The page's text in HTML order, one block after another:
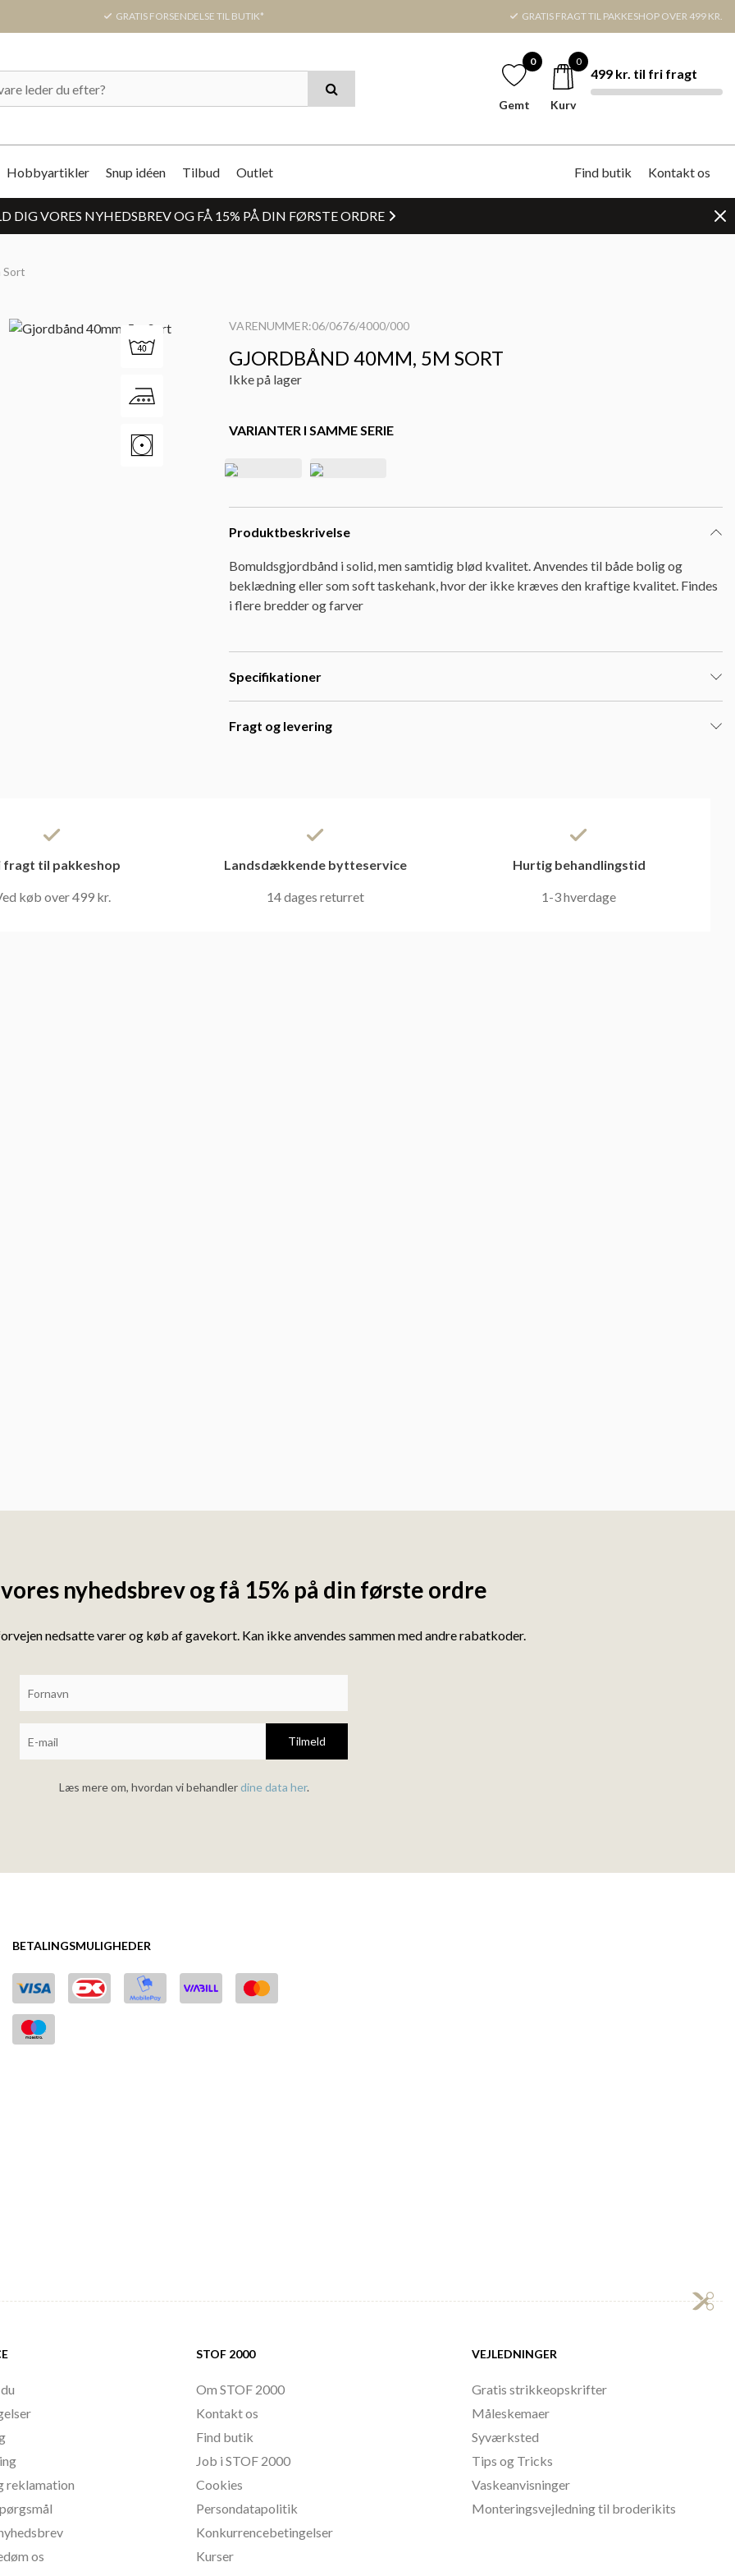
GRATIS FORSENDELSE TIL BUTIK* GRATIS FRAGT TIL PAKKESHOP OVER 499 KR.
0
Gemt
0
Kurv
499 kr. til fri fragt
Hobbyartikler Snup idéen Tilbud Outlet Find butik Kontakt os
DIG VORES NYHEDSBREV OG FÅ 15% PÅ DIN FØRSTE ORDRE
Sort
VARENUMMER:06/0676/4000/000
GJORDBÅND 40MM, 5M SORT
Ikke på lager
VARIANTER I SAMME SERIE
Produktbeskrivelse
Bomuldsgjordbånd i solid, men samtidig blød kvalitet. Anvendes til både bolig og
beklædning eller som soft taskehank, hvor der ikke kræves den kraftige kvalitet. Findes
i flere bredder og farver
Specifikationer
Fragt og levering
fragt til pakkeshop
køb over 499 kr.
Landsdækkende bytteservice
14 dages returret
Hurtig behandlingstid
1-3 hverdage
nyhedsbrev og få 15% på din første ordre
nedsatte varer og køb af gavekort. Kan ikke anvendes sammen med andre rabatkoder.
Tilmeld
Læs mere om, hvordan vi behandlerdine data her.
BETALINGSMULIGHEDER
reklamation
os
STOF 2000
Om STOF 2000
Kontakt os
Find butik
Job i STOF 2000
Cookies
Persondatapolitik
Konkurrencebetingelser
Kurser
VEJLEDNINGER
Gratis strikkeopskrifter
Måleskemaer
Syværksted
Tips og Tricks
Vaskeanvisninger
Monteringsvejledning til broderikits